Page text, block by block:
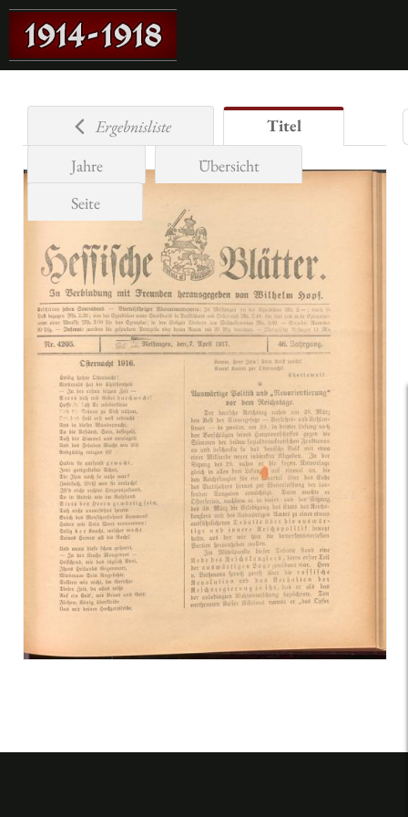
Ergebnisliste
Titel
Jahre
Übersicht
Seite